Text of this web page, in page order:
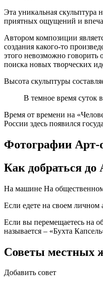
Эта уникальная скульптура
приятных ощущений и
Автором композиции
создания какого-то
этого невозможно говорить
поиска новых творческих
Высота скульптуры
В темное время суток
Время от времени на
России здесь появился
Фотографии Арт-
Как добраться
На машине На
Если едете на своем личном
Если вы перемещаетесь на
называется – «Бухта
Советы местных
Добавить совет